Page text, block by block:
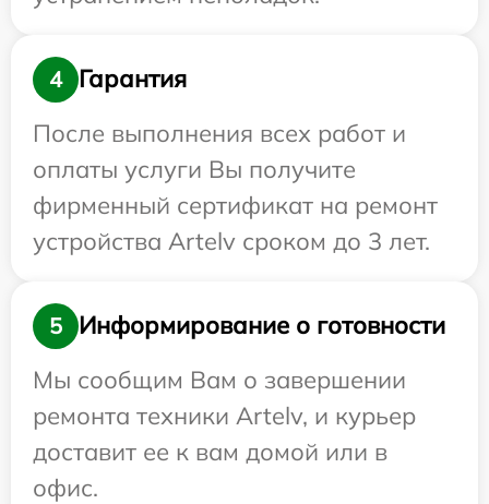
4
Гарантия
После выполнения всех работ и
оплаты услуги Вы получите
фирменный сертификат на ремонт
устройства Artelv сроком до 3 лет.
5
Информирование о готовности
Мы сообщим Вам о завершении
ремонта техники Artelv, и курьер
доставит ее к вам домой или в
офис.